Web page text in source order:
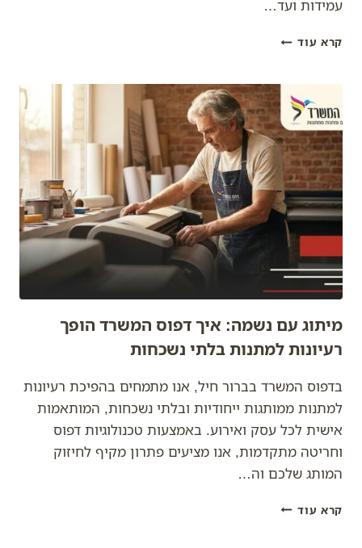
עמידות ועד…
קרא עודמתנות
יותר
מסתם
לוגו
–
המדריך
המלא
ל-
GEO
מבית
דפוס
מיתוג עם נשמה: איך דפוס המשרד הופך
רעיונות למתנות בלתי נשכחות
בדפוס המשרד בברור חיל, אנו מתמחים בהפיכת רעיונות
למתנות ממותגות ייחודיות ובלתי נשכחות, המותאמות
אישית לכל עסק ואירוע. באמצעות טכנולוגיות דפוס
וחריטה מתקדמות, אנו מציעים פתרון מקיף לחיזוק
המותג שלכם וה…
קרא עודמיתוג